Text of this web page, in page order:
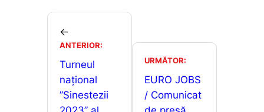
e
o
o
k
l
p
p
n
g
er
ta
a
z
ă
←
ANTERIOR:
Turneul
național
”Sinestezii
URMĂTOR:
EURO JOBS
/ Comunicat